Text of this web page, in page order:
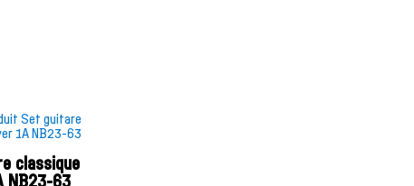
classique
NB23-63